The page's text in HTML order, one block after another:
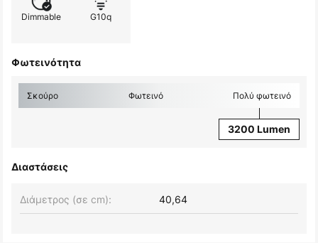
Dimmable G10q
Φωτεινότητα
Σκούρο Φωτεινό Πολύ φωτεινό
3200 Lumen
Διαστάσεις
Διάμετρος (σε cm): 40,64